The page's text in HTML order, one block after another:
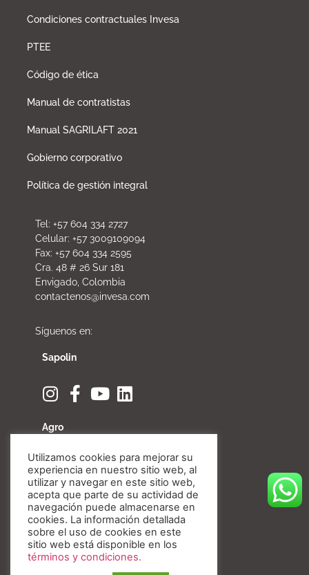
Condiciones contractuales Invesa
PTEE
Código de ética
Manual de contratistas
Manual SAGRILAFT 2021
Gobierno corporativo
Política de gestión integral
Tel: +57 604 334 2727
Celular: +57 3009109094
Fax: +57 604 334 2595
Cra. 48 # 26 Sur 181
Envigado, Colombia
contactenos@invesa.com
Síguenos en:
Sapolin
Agro
Fibratore
Utilizamos cookies para mejorar su
experiencia en nuestro sitio web, al
utilizar y navegar en este sitio web,
acepta que parte de su actividad de
navegación puede almacenarse en
cookies. La información detallada
sobre el uso de cookies en este
sitio web está disponible en los
términos y condiciones.